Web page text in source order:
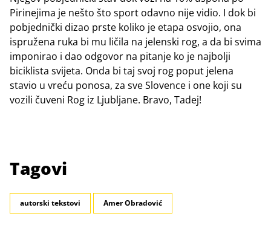
Pirinejima je nešto što sport odavno nije vidio. I dok bi
pobjednički dizao prste koliko je etapa osvojio, ona
ispružena ruka bi mu ličila na jelenski rog, a da bi svima
imponirao i dao odgovor na pitanje ko je najbolji
biciklista svijeta. Onda bi taj svoj rog poput jelena
stavio u vreću ponosa, za sve Slovence i one koji su
vozili čuveni Rog iz Ljubljane. Bravo, Tadej!
Tagovi
autorski tekstovi Amer Obradović